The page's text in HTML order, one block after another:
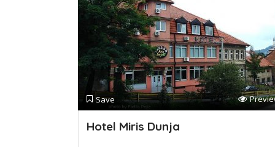
Save
Hotel Miris Dunja